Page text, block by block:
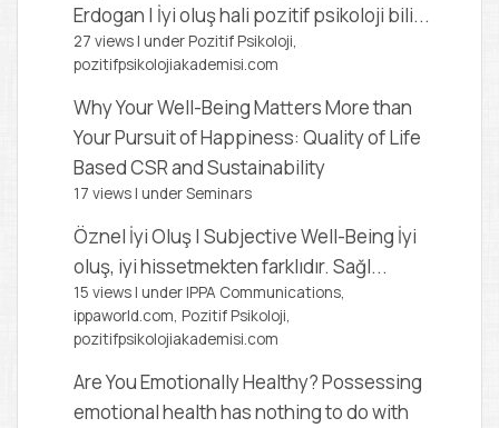
Erdogan | İyi oluş hali pozitif psikoloji bili...
27 views | under Pozitif Psikoloji,
pozitifpsikolojiakademisi.com
Why Your Well-Being Matters More than
Your Pursuit of Happiness: Quality of Life
Based CSR and Sustainability
17 views | underSeminars
Öznel İyi Oluş | Subjective Well-Being İyi
oluş, iyi hissetmekten farklıdır. Sağl...
15 views | under IPPA Communications,
ippaworld.com, Pozitif Psikoloji,
pozitifpsikolojiakademisi.com
Are You Emotionally Healthy?Possessing
emotional health has nothing to do with